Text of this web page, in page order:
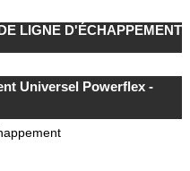
LIGNE D'ÉCHAPPEMENT
Universel Powerflex -